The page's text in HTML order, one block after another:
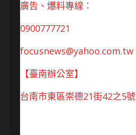
廣告、爆料專線：
0900777721
focusnews@yahoo.com.tw
【臺南辦公室】
台南市東區崇德21街42之5號